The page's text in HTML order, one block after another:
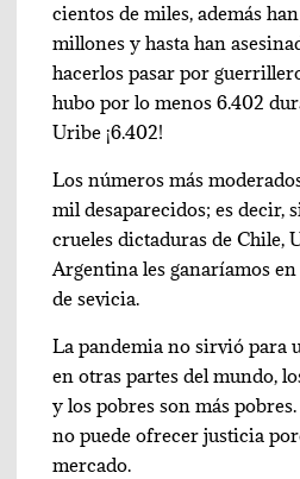
cientos de miles, además
millones y hasta han
hacerlos pasar por
hubo por lo menos 6.402
Uribe ¡6.402!
Los números más
mil desaparecidos; es decir,
crueles dictaduras de Chile,
Argentina les ganaríamos
de sevicia.
La pandemia no sirvió para
en otras partes del mundo,
y los pobres son más
no puede ofrecer justicia
mercado.